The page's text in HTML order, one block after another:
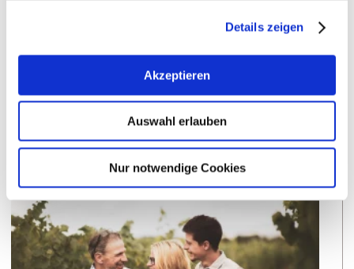
Details zeigen
Akzeptieren
Auswahl erlauben
Nur notwendige Cookies
LÖSS/PARARENDZINA